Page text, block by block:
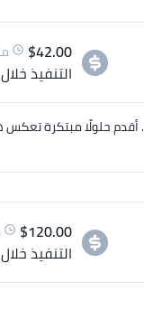
$42.00
التنفيذ
حلولًا مبتكرة تعكس
$120.00
التنفيذخلال 3 أيام